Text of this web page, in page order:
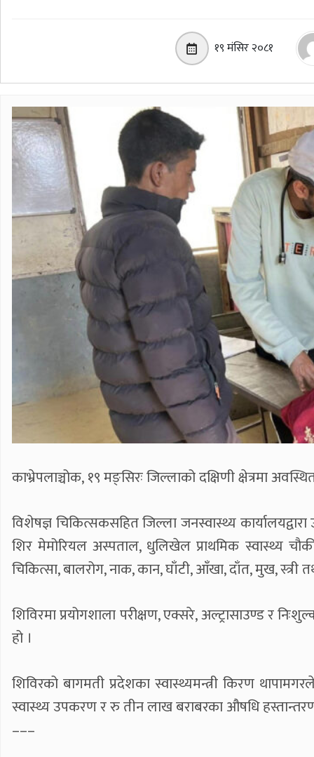
१९ मंसिर २०८१
काभ्रेपलाञ्चोक, १९ मङ्सिरः जिल्लाको दक्षिणी क्षेत्रमा
विशेषज्ञ चिकित्सकसहित जिल्ला जनस्वास्थ्य
शिर मेमोरियल अस्पताल, धुलिखेल प्राथमिक स्वास्थ्य
चिकित्सा, बालरोग, नाक, कान, घाँटी, आँखा, दाँत, मुख, स्त्री
शिविरमा प्रयोगशाला परीक्षण, एक्सरे, अल्ट्रासाउण्ड र
हो ।
शिविरको बागमती प्रदेशका स्वास्थ्यमन्त्री किरण
स्वास्थ्य उपकरण र रु तीन लाख बराबरका औषधि
–––